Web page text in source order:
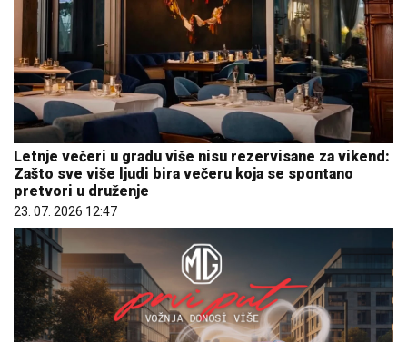
Letnje večeri u gradu više nisu rezervisane za vikend:
Zašto sve više ljudi bira večeru koja se spontano
pretvori u druženje
23. 07. 2026 12:47